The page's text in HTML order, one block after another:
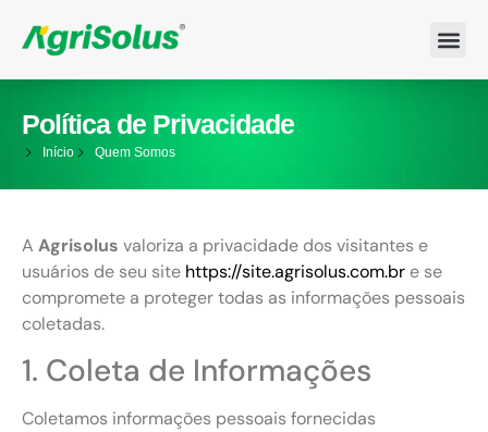
Política de Privacidade
Início Quem Somos
A Agrisolus valoriza a privacidade dos visitantes e
usuários de seu site https://site.agrisolus.com.br e se
compromete a proteger todas as informações pessoais
coletadas.
1. Coleta de Informações
Coletamos informações pessoais fornecidas